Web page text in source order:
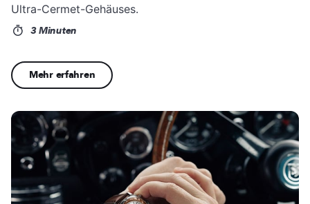
Ultra-Cermet-Gehäuses.
3 Minuten
Mehr erfahren